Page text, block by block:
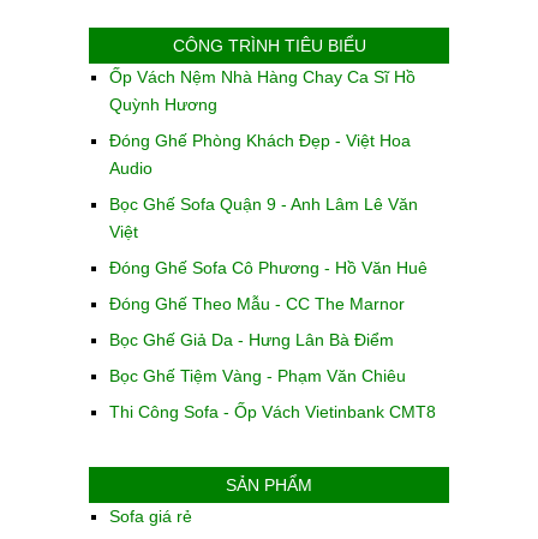
CÔNG TRÌNH TIÊU BIỂU
Ốp Vách Nệm Nhà Hàng Chay Ca Sĩ Hồ
Quỳnh Hương
Đóng Ghế Phòng Khách Đẹp - Việt Hoa
Audio
Bọc Ghế Sofa Quận 9 - Anh Lâm Lê Văn
Việt
Đóng Ghế Sofa Cô Phương - Hồ Văn Huê
Đóng Ghế Theo Mẫu - CC The Marnor
Bọc Ghế Giả Da - Hưng Lân Bà Điểm
Bọc Ghế Tiệm Vàng - Phạm Văn Chiêu
Thi Công Sofa - Ốp Vách Vietinbank CMT8
SẢN PHẨM
Sofa giá rẻ